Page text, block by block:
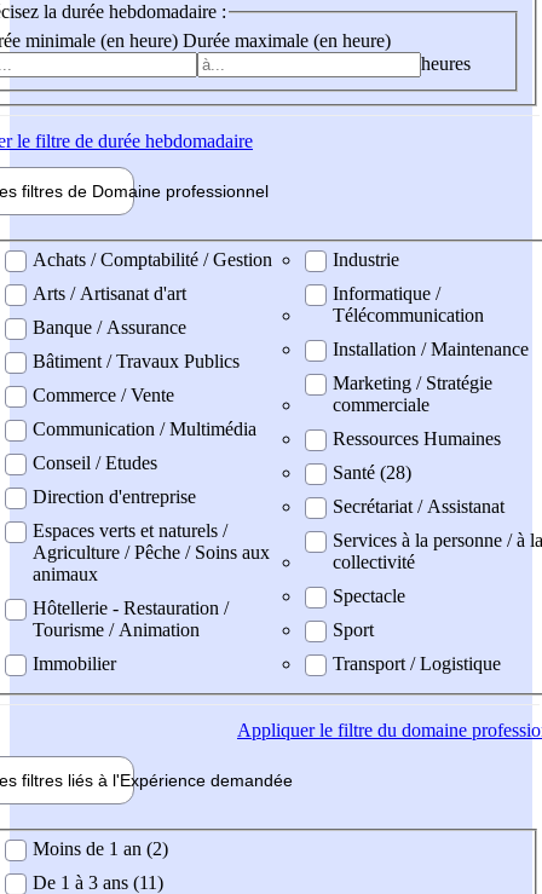
la durée hebdomadaire :
minimale (en heure) Durée maximale (en heure)
heures
le filtre de durée hebdomadaire
filtres de Domaine professionnel
professionel
Achats / Comptabilité / Gestion
Arts / Artisanat d'art
Banque / Assurance
Bâtiment / Travaux Publics
Commerce / Vente
Communication / Multimédia
Conseil / Etudes
Direction d'entreprise
Espaces verts et naturels /
Agriculture / Pêche / Soins aux
animaux
Hôtellerie - Restauration /
Tourisme / Animation
Immobilier
Industrie
Informatique /
Télécommunication
Installation / Maintenance
Marketing / Stratégie
commerciale
Ressources Humaines
Santé (28)
Secrétariat / Assistanat
Services à la personne / à la
collectivité
Spectacle
Sport
Transport / Logistique
Appliquerle filtre du domaine
filtres liés à l'Expérience demandée
demandée
Moins de 1 an (2)
De 1 à 3 ans (11)